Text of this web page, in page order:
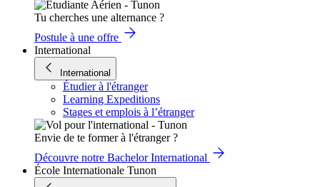
Tu cherches une alternance ?
Postule à une offre
International
International
Étudier à l'étranger
Learning Expeditions
Stages et emplois à l’étranger
Envie de te former à l'étranger ?
Découvre notre Bachelor International
École Internationale Tunon